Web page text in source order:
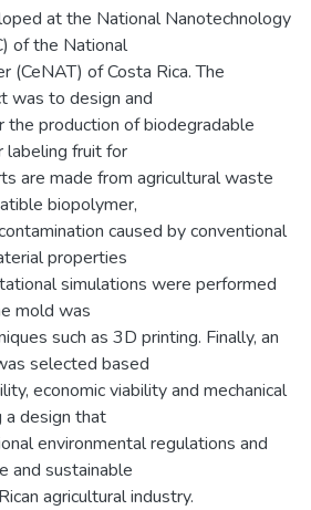
at the National Nanotechnology
of the National
(CeNAT) of Costa Rica. The
was to design and
the production of biodegradable
labeling fruit for
are made from agricultural waste
biopolymer,
caused by conventional
properties
simulations were performed
mold was
such as 3D printing. Finally, an
selected based
economic viability and mechanical
a design that
environmental regulations and
and sustainable
agricultural industry.